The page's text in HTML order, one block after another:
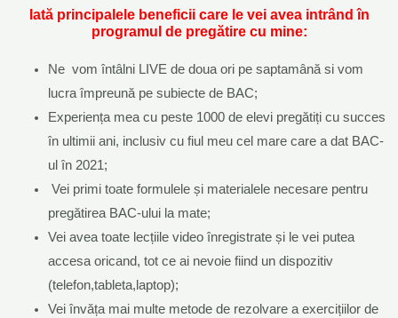
Iată principalele beneficii care le vei avea intrând în
programul de pregătire cu mine:
Ne vom întâlni LIVE de doua ori pe saptamână si vom
lucra împreună pe subiecte de BAC;
Experiența mea cu peste 1000 de elevi pregătiți cu succes
în ultimii ani, inclusiv cu fiul meu cel mare care a dat BAC-
ul în 2021;
Vei primi toate formulele și materialele necesare pentru
pregătirea BAC-ului la mate;
Vei avea toate lecțiile video înregistrate și le vei putea
accesa oricand, tot ce ai nevoie fiind un dispozitiv
(telefon,tableta,laptop);
Vei învăța mai multe metode de rezolvare a exercițiilor de